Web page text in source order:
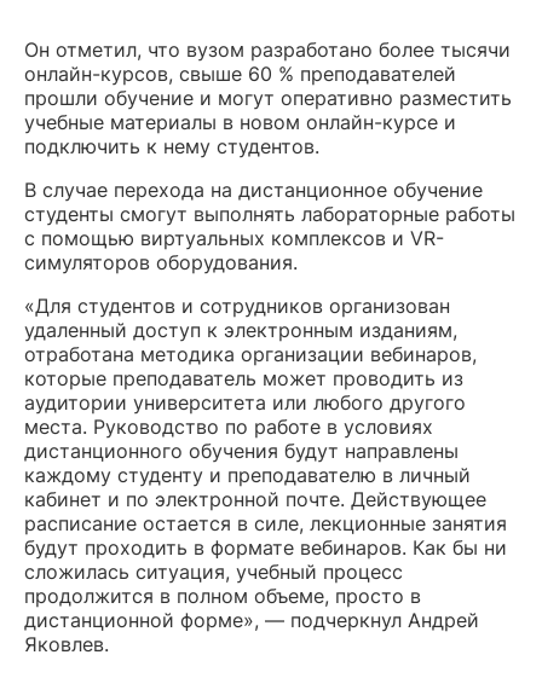
Он отметил, что вузом разработано более тысячи
онлайн-курсов, свыше 60 % преподавателей
прошли обучение и могут оперативно разместить
учебные материалы в новом онлайн-курсе и
подключить к нему студентов.
В случае перехода на дистанционное обучение
студенты смогут выполнять лабораторные работы
с помощью виртуальных комплексов и VR-
симуляторов оборудования.
«Для студентов и сотрудников организован
удаленный доступ к электронным изданиям,
отработана методика организации вебинаров,
которые преподаватель может проводить из
аудитории университета или любого другого
места. Руководство по работе в условиях
дистанционного обучения будут направлены
каждому студенту и преподавателю в личный
кабинет и по электронной почте. Действующее
расписание остается в силе, лекционные занятия
будут проходить в формате вебинаров. Как бы ни
сложилась ситуация, учебный процесс
продолжится в полном объеме, просто в
дистанционной форме», — подчеркнул Андрей
Яковлев.